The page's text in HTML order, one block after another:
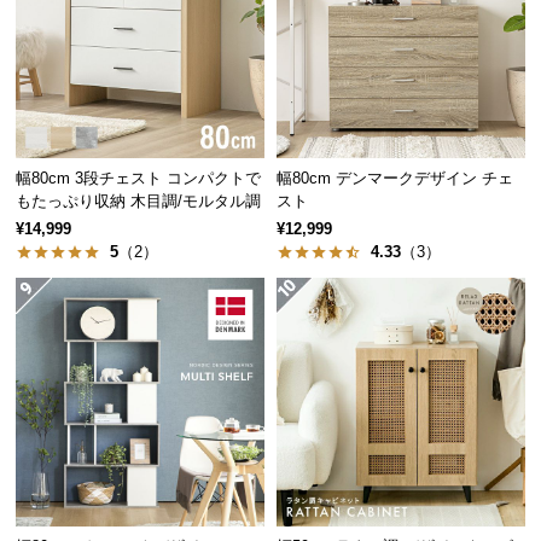
路
つ
い
て
返
品・
ャ
ル
に
つ
い
て
幅80cm 3段チェスト コンパクトで
もたっぷり収納 木目調/モルタル調
¥14,999
5 （2）
幅80cm デンマークデザイン チェ
スト
¥12,999
4.33 （3）